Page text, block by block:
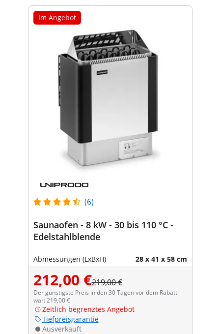
Im Angebot
(6)
Saunaofen - 8 kW - 30 bis 110 °C -
Edelstahlblende
Abmessungen (LxBxH) 28 x 41 x 58 cm
212,00 €219,00 €
Der günstigste Preis in den 30 Tagen vor dem Rabatt
war: 219,00 €
Zeitlich begrenztes Angebot
Tiefpreisgarantie
Ausverkauft